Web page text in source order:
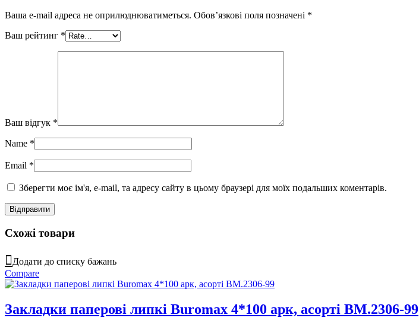
Ваша e-mail адреса не оприлюднюватиметься. Обов’язкові поля позначені *
Ваш рейтинг *
Ваш відгук *
Name *
Email *
Зберегти моє ім'я, e-mail, та адресу сайту в цьому браузері для моїх подальших коментарів.
Схожі товари
Додати до списку бажань
Compare
Закладки паперові липкі Buromax 4*100 арк, асорті BM.2306-99